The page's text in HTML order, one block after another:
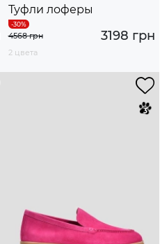
Туфли лоферы
3198 грн
4568 грн
2 цвета